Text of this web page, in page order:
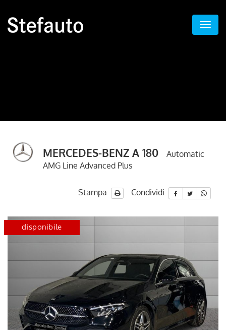
MERCEDES-BENZ A 180
Automatic
AMG Line Advanced Plus
Stampa Condividi
certified